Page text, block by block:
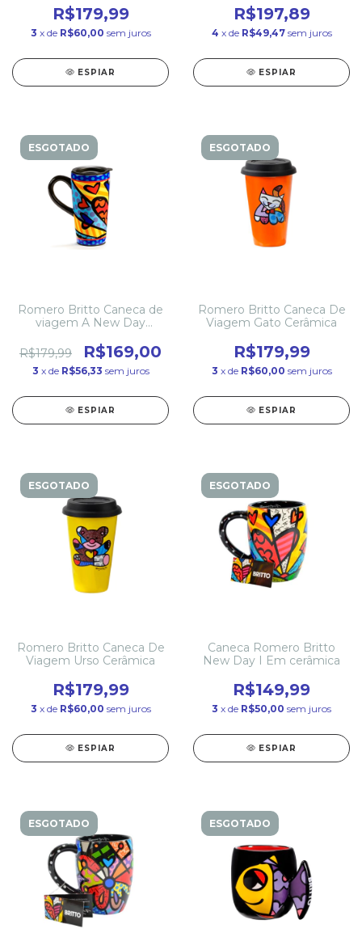
R$179,99
3 x de R$60,00 sem juros
ESPIAR
R$197,89
4 x de R$49,47 sem juros
ESPIAR
ESGOTADO
Romero Britto Caneca de
viagem A New Day
R$179,99
R$169,00
3 x de R$56,33 sem juros
ESPIAR
ESGOTADO
Romero Britto Caneca De
Viagem Gato Cerâmica
R$179,99
3 x de R$60,00 sem juros
ESPIAR
ESGOTADO
Romero Britto Caneca De
Viagem Urso Cerâmica
R$179,99
3 x de R$60,00 sem juros
ESPIAR
ESGOTADO
Caneca Romero Britto
New Day I Em cerâmica
R$149,99
3 x de R$50,00 sem juros
ESPIAR
ESGOTADO ESGOTADO